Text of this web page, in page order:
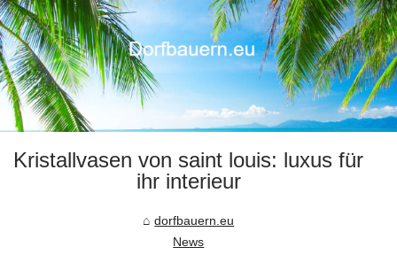
Kristallvasen von saint louis: luxus für
ihr interieur
dorfbauern.eu
News